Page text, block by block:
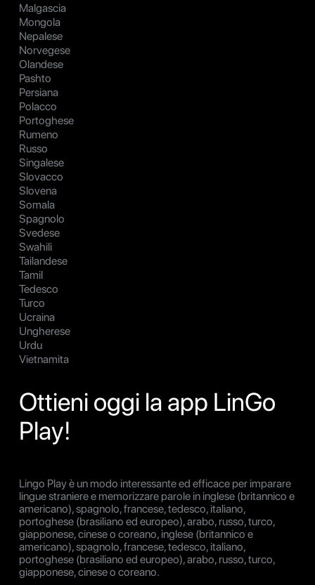
Malgascia
Mongola
Nepalese
Norvegese
Olandese
Pashto
Persiana
Polacco
Portoghese
Rumeno
Russo
Singalese
Slovacco
Slovena
Somala
Spagnolo
Svedese
Swahili
Tailandese
Tamil
Tedesco
Turco
Ucraina
Ungherese
Urdu
Vietnamita
Ottieni oggi la app LinGo
Play!
Lingo Play è un modo interessante ed efficace per imparare
lingue straniere e memorizzare parole in inglese (britannico e
americano), spagnolo, francese, tedesco, italiano,
portoghese (brasiliano ed europeo), arabo, russo, turco,
giapponese, cinese o coreano, inglese (britannico e
americano), spagnolo, francese, tedesco, italiano,
portoghese (brasiliano ed europeo), arabo, russo, turco,
giapponese, cinese o coreano.